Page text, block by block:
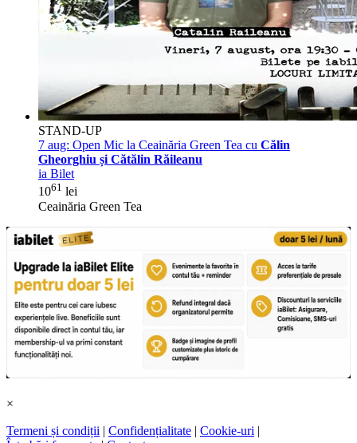
STAND-UP
7 aug: Open Mic la Ceainăria Green Tea cu Călin
Gheorghiu și Cătălin Răileanu
ia Bilet
1061 lei
Ceainăria Green Tea
×
Termeni și condiții | Confidențialitate | Cookie-uri |